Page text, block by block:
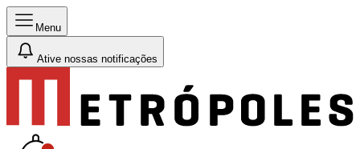
Menu
Ative nossas notificações